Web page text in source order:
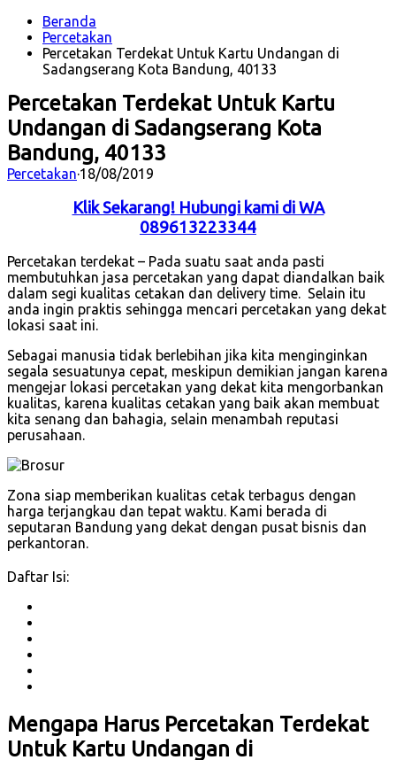
Beranda
Percetakan
Percetakan Terdekat Untuk Kartu Undangan di
Sadangserang Kota Bandung, 40133
Percetakan Terdekat Untuk Kartu
Undangan di Sadangserang Kota
Bandung, 40133
Percetakan·18/08/2019
Klik Sekarang! Hubungi kami di WA
089613223344
Percetakan terdekat – Pada suatu saat anda pasti
membutuhkan jasa percetakan yang dapat diandalkan baik
dalam segi kualitas cetakan dan delivery time. Selain itu
anda ingin praktis sehingga mencari percetakan yang dekat
lokasi saat ini.
Sebagai manusia tidak berlebihan jika kita menginginkan
segala sesuatunya cepat, meskipun demikian jangan karena
mengejar lokasi percetakan yang dekat kita mengorbankan
kualitas, karena kualitas cetakan yang baik akan membuat
kita senang dan bahagia, selain menambah reputasi
perusahaan.
Zona siap memberikan kualitas cetak terbagus dengan
harga terjangkau dan tepat waktu. Kami berada di
seputaran Bandung yang dekat dengan pusat bisnis dan
perkantoran.
Daftar Isi:
Mengapa Harus Percetakan Terdekat
Untuk Kartu Undangan di